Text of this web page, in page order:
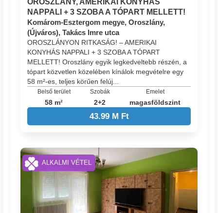
OROSZLÁNY, AMERIKAI KONYHÁS
NAPPALI + 3 SZOBA A TÓPART MELLETT!
Komárom-Esztergom megye, Oroszlány,
(Újváros), Takács Imre utca
OROSZLÁNYON RITKASÁG! – AMERIKAI
KONYHÁS NAPPALI + 3 SZOBA A TÓPART
MELLETT! Oroszlány egyik legkedveltebb részén, a
tópart közvetlen közelében kínálok megvételre egy
58 m²-es, teljes körűen felúj...
Belső terület
58 m²
Szobák
2+2
Emelet
magasföldszint
43.99 M Ft
ALKALMI VÉTEL